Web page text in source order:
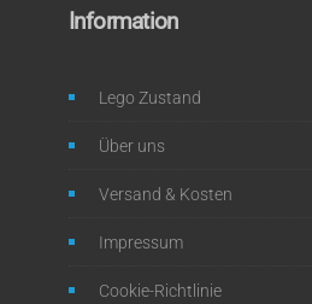
Information
Lego Zustand
Über uns
Versand & Kosten
Impressum
Cookie-Richtlinie